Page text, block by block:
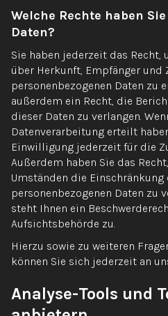
Welche Rechte haben
Daten?
Sie haben jederzeit das
über Herkunft, Empfänger und
personenbezogenen Daten zu
außerdem ein Recht, die
dieser Daten zu verlangen.
Datenverarbeitung erteilt
Einwilligung jederzeit für die
Außerdem haben Sie das
Umständen die
personenbezogenen Daten zu
steht Ihnen ein
Aufsichtsbehörde zu.
Hierzu sowie zu weiteren
können Sie sich jederzeit an
Analyse-Tools und